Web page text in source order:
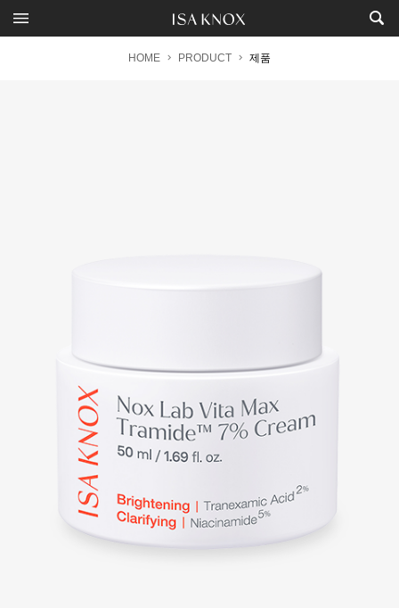
HOME PRODUCT 제품